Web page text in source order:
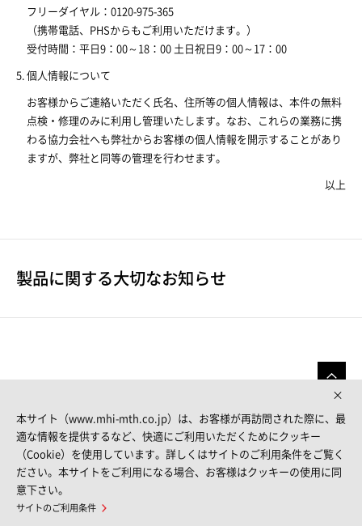
フリーダイヤル：0120-975-365
（携帯電話、PHSからもご利用いただけます。）
受付時間：平日9：00～18：00 土日祝日9：00～17：00
個人情報について
お客様からご連絡いただく氏名、住所等の個人情報は、本件の無料
点検・修理のみに利用し管理いたします。なお、これらの業務に携
わる協力会社へも弊社からお客様の個人情報を開示することがあり
ますが、弊社と同等の管理を行わせます。
以上
製品に関する大切なお知らせ
FOLLOW US
本サイト（www.mhi-mth.co.jp）は、お客様が再訪問された際に、最
適な情報を提供するなど、快適にご利用いただくためにクッキー
（Cookie）を使用しています。詳しくはサイトのご利用条件をご覧く
ださい。本サイトをご利用になる場合、お客様はクッキーの使用に同
意下さい。
サイトのご利用条件